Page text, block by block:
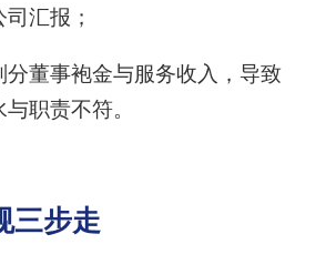
汇报；
分董事袍金与服务收入，导致
职责不符。
三步走